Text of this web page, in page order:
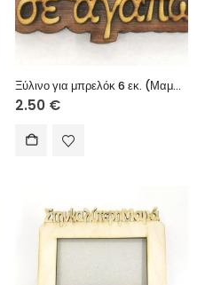
Ξύλινο για μπρελόκ 6 εκ. (Μαμά σε αγαπώ)
2.50 €